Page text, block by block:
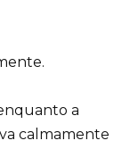
a
calmamente